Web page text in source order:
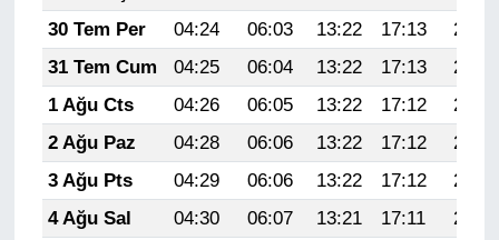
30 Tem Per
04:24 06:03 13:22 17:13
20:31
31 Tem Cum
04:25 06:04 13:22 17:13
20:30
1 Ağu Cts
04:26 06:05 13:22 17:12
20:29
2 Ağu Paz
04:28 06:06 13:22 17:12
20:28
3 Ağu Pts
04:29 06:06 13:22 17:12
20:27
4 Ağu Sal
04:30 06:07 13:21 17:11
20:26